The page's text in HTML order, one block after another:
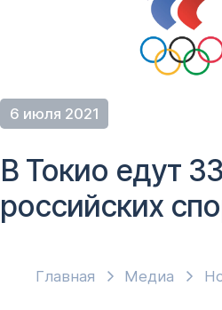
6 июля 2021
Главная Медиа
В Токио едут
российских